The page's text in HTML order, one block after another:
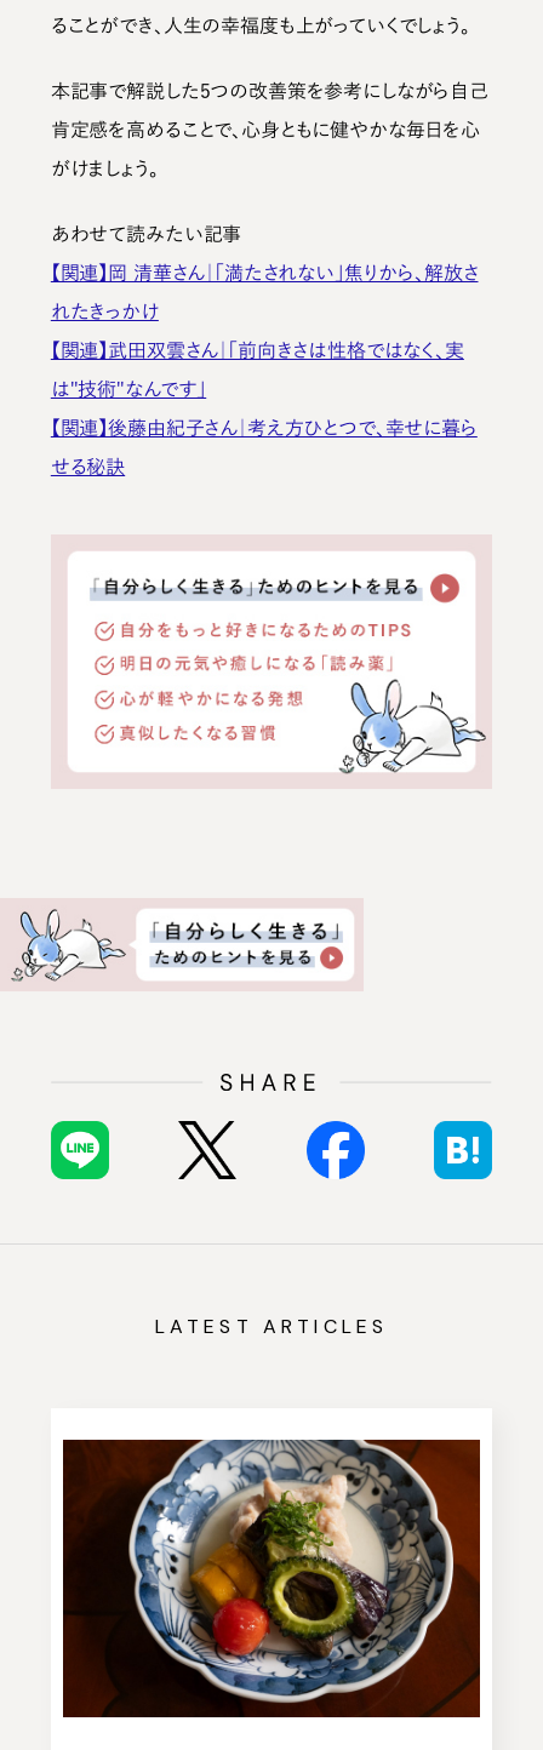
ることができ、人生の幸福度も上がっていくでしょう。
本記事で解説した5つの改善策を参考にしながら自己
肯定感を高めることで、心身ともに健やかな毎日を心
がけましょう。
あわせて読みたい記事
【関連】岡 清華さん｜「満たされない」焦りから、解放さ
れたきっかけ
【関連】武田双雲さん｜「前向きさは性格ではなく、実
は"技術"なんです」
【関連】後藤由紀子さん｜考え方ひとつで、幸せに暮ら
せる秘訣
LATEST ARTICLES